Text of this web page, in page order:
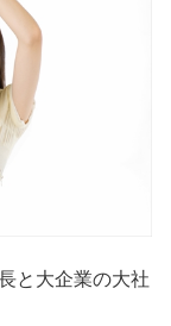
と大企業の大社